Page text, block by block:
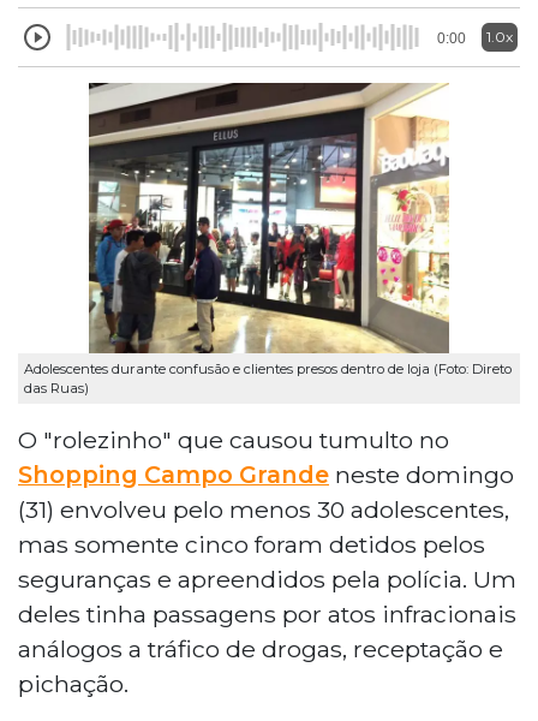
0:00 1.0x
Adolescentes durante confusão e clientes presos dentro de loja (Foto: Direto
das Ruas)
O "rolezinho" que causou tumulto no
Shopping Campo Grande neste domingo
(31) envolveu pelo menos 30 adolescentes,
mas somente cinco foram detidos pelos
seguranças e apreendidos pela polícia. Um
deles tinha passagens por atos infracionais
análogos a tráfico de drogas, receptação e
pichação.